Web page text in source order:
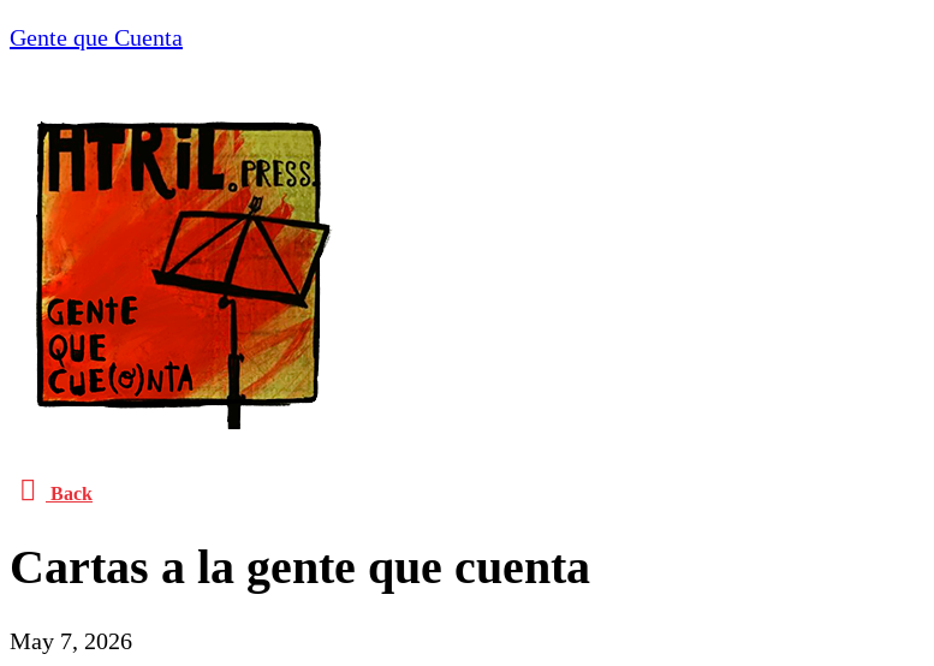
Gente que Cuenta
Back
Cartas a la gente que cuenta
May 7, 2026